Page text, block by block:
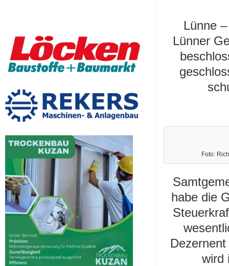
Lünne
Lünner
Foto:
habe die
wird